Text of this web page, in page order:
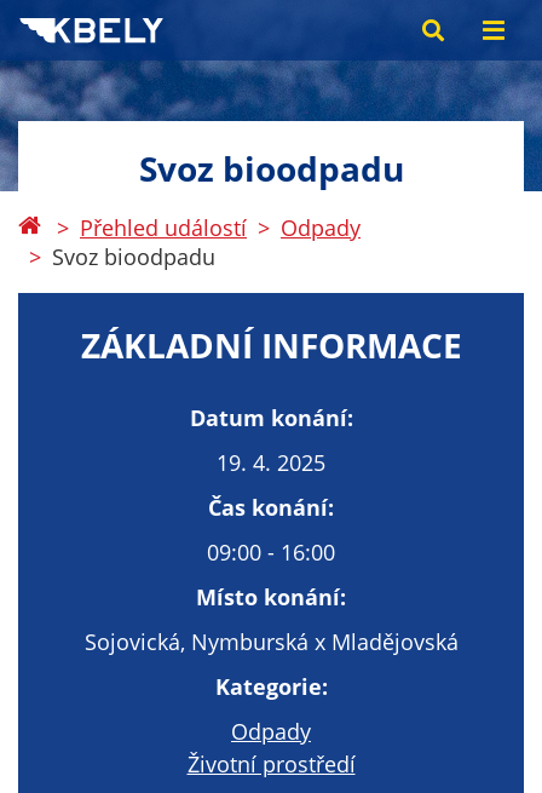
Svoz bioodpadu
Přehled událostí
Odpady
Svoz bioodpadu
ZÁKLADNÍ INFORMACE
Datum konání:
19. 4. 2025
Čas konání:
09:00 - 16:00
Místo konání:
Sojovická, Nymburská x Mladějovská
Kategorie:
Odpady
Životní prostředí
Technické
Technické
cookies jsou
nezbytné pro
správné
webu a všech
funkcí, které